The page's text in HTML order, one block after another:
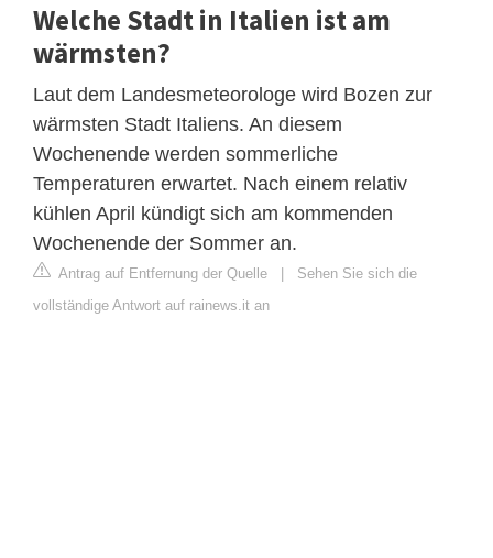
Welche Stadt in Italien ist am
wärmsten?
Laut dem Landesmeteorologe wird Bozen zur
wärmsten Stadt Italiens. An diesem
Wochenende werden sommerliche
Temperaturen erwartet. Nach einem relativ
kühlen April kündigt sich am kommenden
Wochenende der Sommer an.
Antrag auf Entfernung der Quelle | Sehen Sie sich die
vollständige Antwort auf rainews.it an